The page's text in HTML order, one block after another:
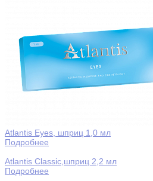
Atlantis Eyes, шприц 1,0 мл
Подробнее
Atlantis Classic,шприц 2,2 мл
Подробнее